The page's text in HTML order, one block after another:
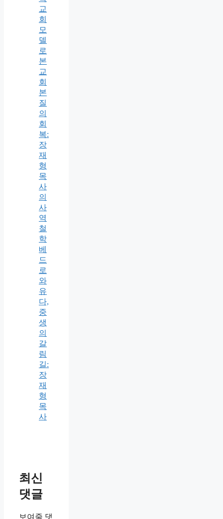
교
회
모
델
로
본
교
회
본
질
의
회
복:
장
재
형
목
사
의
사
역
철
학
베
드
로
와
유
다,
중
생
의
갈
림
길:
장
재
형
목
사
최신
댓글
보여줄 댓